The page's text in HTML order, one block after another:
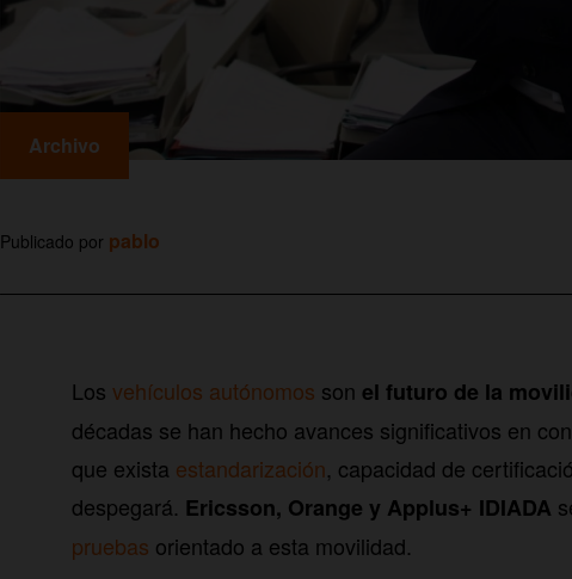
Archivo
Publicado por pablo
Los vehículos autónomos son el futuro de la
décadas se han hecho avances significativos en
que exista estandarización, capacidad de
despegará. Ericsson, Orange y Applus+ IDIADA
pruebas orientado a esta movilidad.